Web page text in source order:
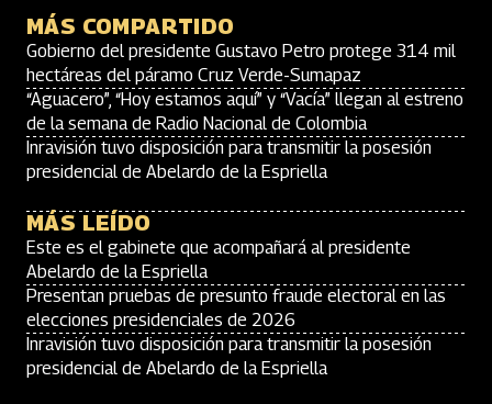
MÁS COMPARTIDO
Gobierno del presidente Gustavo Petro protege 314 mil
hectáreas del páramo Cruz Verde-Sumapaz
“Aguacero”, “Hoy estamos aquí” y “Vacía” llegan al estreno
de la semana de Radio Nacional de Colombia
Inravisión tuvo disposición para transmitir la posesión
presidencial de Abelardo de la Espriella
MÁS LEÍDO
Este es el gabinete que acompañará al presidente
Abelardo de la Espriella
Presentan pruebas de presunto fraude electoral en las
elecciones presidenciales de 2026
Inravisión tuvo disposición para transmitir la posesión
presidencial de Abelardo de la Espriella